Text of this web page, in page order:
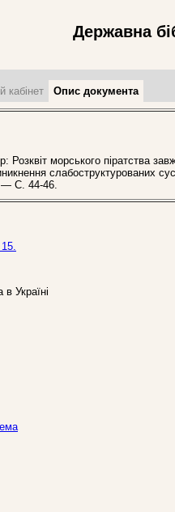
Державна
кабінет Опис документа
морського піратства
слабоструктурованих
С. 44-46.
Україні